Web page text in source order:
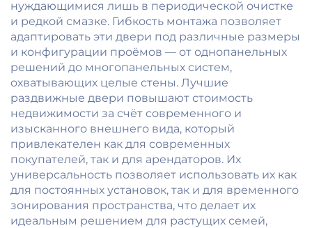
нуждающимися лишь в периодической очистке
и редкой смазке. Гибкость монтажа позволяет
адаптировать эти двери под различные размеры
и конфигурации проёмов — от однопанельных
решений до многопанельных систем,
охватывающих целые стены. Лучшие
раздвижные двери повышают стоимость
недвижимости за счёт современного и
изысканного внешнего вида, который
привлекателен как для современных
покупателей, так и для арендаторов. Их
универсальность позволяет использовать их как
для постоянных установок, так и для временного
зонирования пространства, что делает их
идеальным решением для растущих семей,